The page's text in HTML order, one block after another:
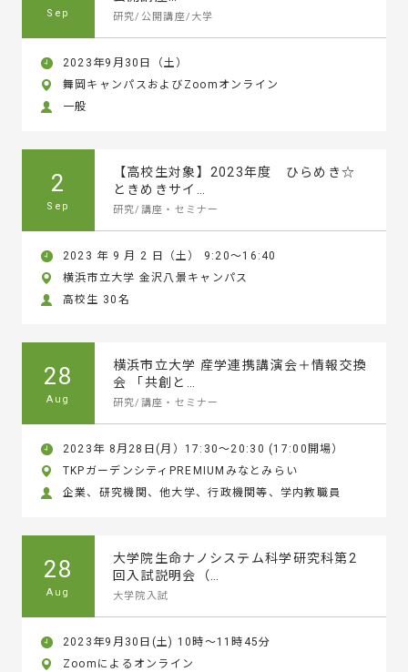
Sep 研究/公開講座/大学
2023年9月30日（土）
舞岡キャンパスおよびZoomオンライン
一般
2
Sep
【高校生対象】2023年度 ひらめき☆
ときめきサイ…
研究/講座・セミナー
2023 年 9 月 2 日（土） 9:20～16:40
横浜市立大学 金沢八景キャンパス
高校生 30名
28
Aug
横浜市立大学 産学連携講演会＋情報交換
会 「共創と…
研究/講座・セミナー
2023年 8月28日(月）17:30～20:30 (17:00開場）
TKPガーデンシティPREMIUMみなとみらい
企業、研究機関、他大学、行政機関等、学内教職員
28
Aug
大学院生命ナノシステム科学研究科第2
回入試説明会（…
大学院入試
2023年9月30日(土) 10時～11時45分
Zoomによるオンライン